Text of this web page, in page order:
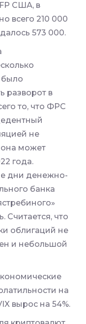
США, в
всего 210 000
573 000.
было
разворот в
то, что ФРС
не
она может
года.
дни денежно-
банка
Считается, что
облигаций не
и небольшой
на
вырос на 54%.